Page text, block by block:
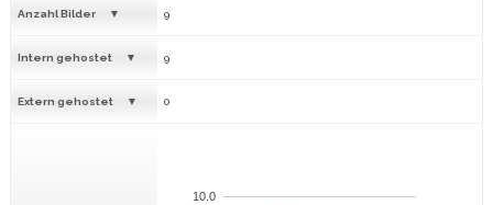
Anzahl Bilder 9
Intern gehostet 9
Extern gehostet 0
10.0